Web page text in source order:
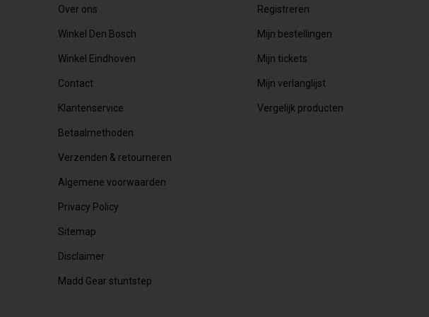
Over ons
Winkel Den Bosch
Winkel Eindhoven
Contact
Klantenservice
Betaalmethoden
Verzenden & retourneren
Algemene voorwaarden
Privacy Policy
Sitemap
Disclaimer
Madd Gear stuntstep
Registreren
Mijn bestellingen
Mijn tickets
Mijn verlanglijst
Vergelijk producten